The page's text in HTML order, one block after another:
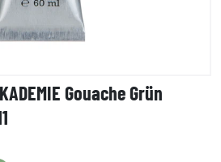
Gouache Grün